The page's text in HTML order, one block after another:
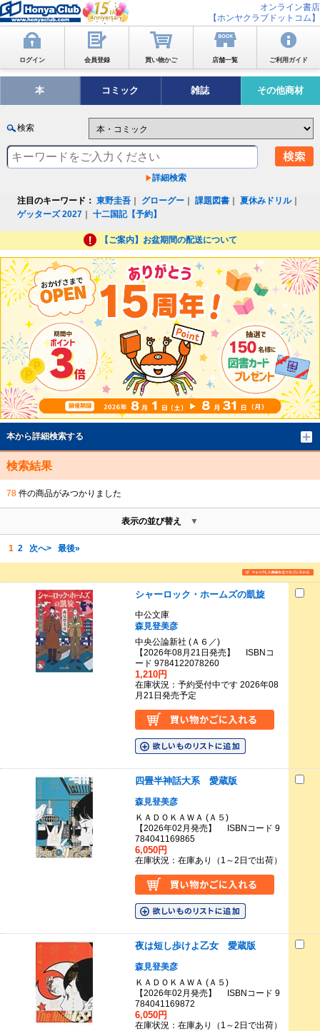
オンライン書店
【ホンヤクラブドットコム】
ログイン 会員登録 買い物かご 店舗一覧 ご利用ガイド
本 コミック 雑誌 その他商材
検索
詳細検索
注目のキーワード： 東野圭吾 グローグー ｜課題図書 ｜夏休みドリル｜
ゲッターズ 2027 ｜十二国記【予約】
【ご案内】お盆期間の配送について
本から詳細検索する
検索結果
78件の商品がみつかりました
表示の並び替え
1 2 次へ> 最後»
シャーロック・ホームズの凱旋
中公文庫
森見登美彦
中央公論新社 (Ａ６／)
【2026年08月21日発売】 ISBNコ
ード 9784122078260
1,210円
在庫状況：予約受付中です 2026年08
月21日発売予定
四畳半神話大系 愛蔵版
森見登美彦
ＫＡＤＯＫＡＷＡ (Ａ５)
【2026年02月発売】 ISBNコード 9
784041169865
6,050円
在庫状況：在庫あり（1～2日で出荷）
夜は短し歩けよ乙女 愛蔵版
森見登美彦
ＫＡＤＯＫＡＷＡ (Ａ５)
【2026年02月発売】 ISBNコード 9
784041169872
6,050円
在庫状況：在庫あり（1～2日で出荷）